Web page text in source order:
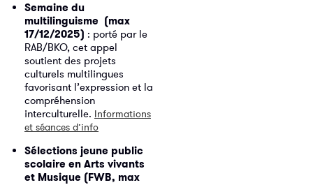
Semaine du
multilinguisme (max
17/12/2025) : porté par le
RAB/BKO, cet appel
soutient des projets
culturels multilingues
favorisant l’expression et la
compréhension
interculturelle. Informations
et séances d’info
Sélections jeune public
scolaire en Arts vivants
et Musique (FWB, max